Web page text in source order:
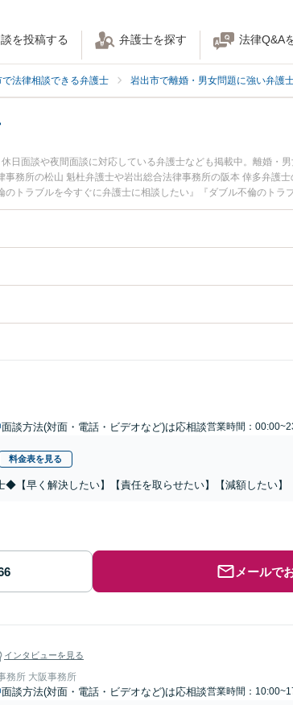
を投稿する 弁護士を探す 法律Q&A
で法律相談できる弁護士 岩出市で離婚・男女問題に強い弁護
日面談や夜間面談に対応している弁護士なども掲載中。離婚・
務所の松山 魁杜弁護士や岩出総合法律事務所の阪本 倖多弁護
トラブルを今すぐに弁護士に相談したい』『ダブル不倫のトラ
に相談予約したい』などでお困りの相談者さんにおすすめです
面談方法(対面・電話・ビデオなど)は応相談営業時間：
料金表を見る
【早く解決したい】【責任を取らせたい】【減額したい】
メールで
インタビューを見る
務所 大阪事務所
面談方法(対面・電話・ビデオなど)は応相談営業時間：